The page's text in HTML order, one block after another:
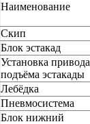
Наименование
Скип
Блок эстакад
Установка привода
подъёма эстакады
Лебёдка
Пневмосистема
Блок нижний